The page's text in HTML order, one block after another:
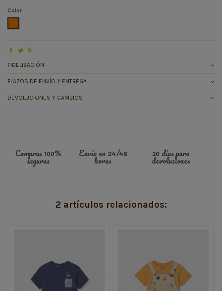
Color
FIDELIZACIÓN
PLAZOS DE ENVÍO Y ENTREGA
DEVOLUCIONES Y CAMBIOS
Compras 100%
seguras
Envío en 24/48
horas
30 días para
devoluciones
2 artículos relacionados: